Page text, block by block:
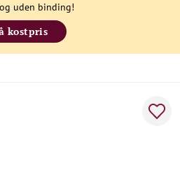
uden binding!
kostpris